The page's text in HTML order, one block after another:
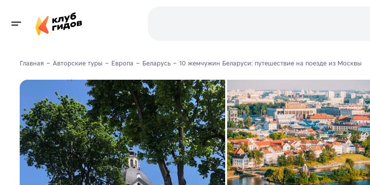
Главная Авторские туры Европа Беларусь 10 жемчужин Беларуси: путешествие на поезде из Москвы